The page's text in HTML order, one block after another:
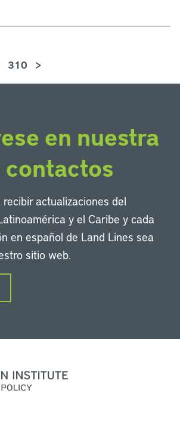
310 >
en nuestra
contactos
actualizaciones del
y el Caribe y cada
en español de Land Lines sea
sitio web.